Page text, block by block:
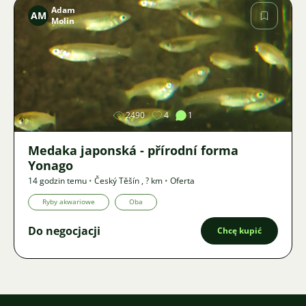
Zdjęcie
AM Adam
Molin
2490 4 1
Medaka japonská - přírodní forma
Yonago
14 godzin temu • Český Těšín ,? km • Oferta
Ryby akwariowe Oba
Do negocjacji Chcę kupić